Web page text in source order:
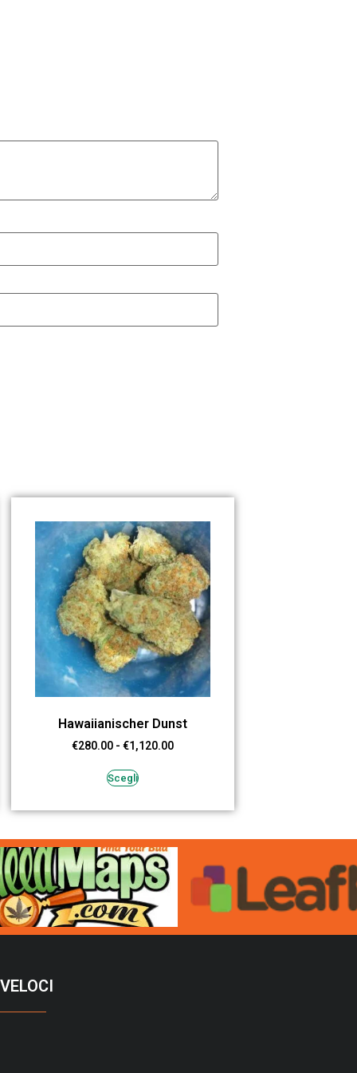
Hawaiianischer Dunst
€280.00 - €1,120.00
Scegli